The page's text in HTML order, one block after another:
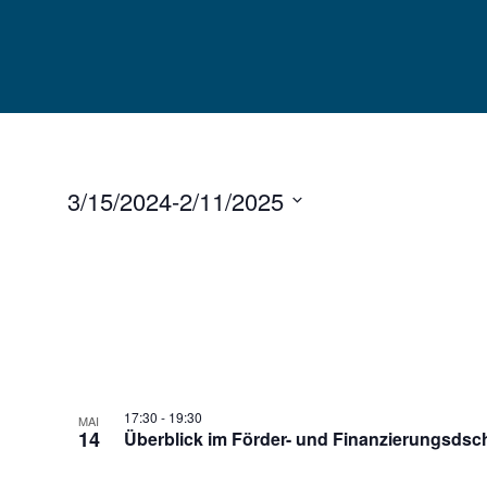
3/15/2024-2/11/2025
MAI
14
17:30 - 19:30
Überblick im Förder- und